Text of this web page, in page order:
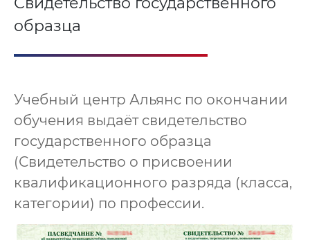
образца
Учебный центр Альянс по окончании
обучения выдаёт свидетельство
государственного образца
(Свидетельство о присвоении
квалификационного разряда (класса,
категории) по профессии.